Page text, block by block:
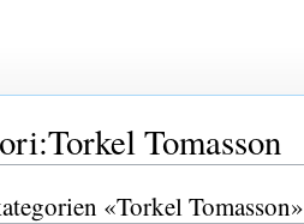
Tomasson
«Torkel Tomasson»